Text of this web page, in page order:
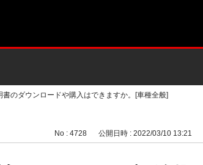
書のダウンロードや購入はできますか。[車種全般]
No : 4728 公開日時 : 2022/03/10 13:21